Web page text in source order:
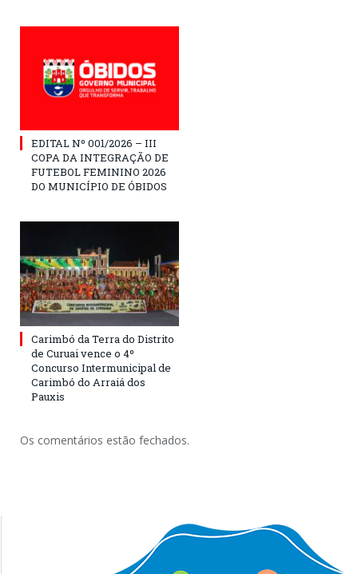
EDITAL Nº 001/2026 – III
COPA DA INTEGRAÇÃO DE
FUTEBOL FEMININO 2026
DO MUNICÍPIO DE ÓBIDOS
Carimbó da Terra do Distrito
de Curuai vence o 4º
Concurso Intermunicipal de
Carimbó do Arraiá dos
Pauxis
Os comentários estão fechados.